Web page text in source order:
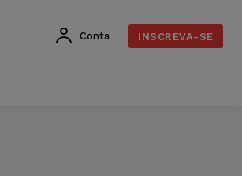
Conta INSCREVA-SE